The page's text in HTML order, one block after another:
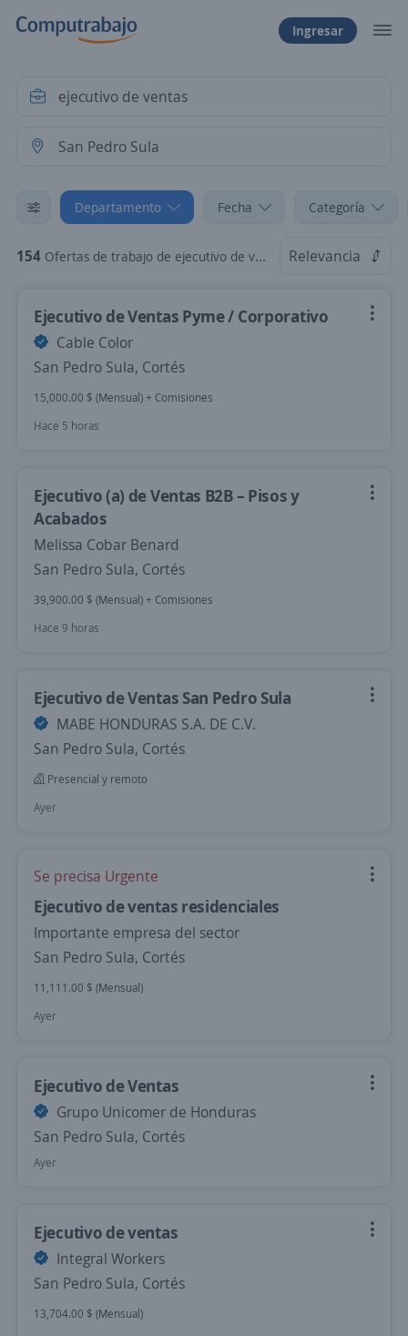
Ingresar
Departamento Fecha Categoría
154 Ofertas de trabajo de ejecutivo de ventas en San Pedro Sula, Cortés Relevancia
Ejecutivo de Ventas Pyme / Corporativo
Cable Color
San Pedro Sula, Cortés
15,000.00 $ (Mensual) + Comisiones
Hace 5 horas
Ejecutivo (a) de Ventas B2B – Pisos y
Acabados
Melissa Cobar Benard
San Pedro Sula, Cortés
39,900.00 $ (Mensual) + Comisiones
Hace 9 horas
Ejecutivo de Ventas San Pedro Sula
MABE HONDURAS S.A. DE C.V.
San Pedro Sula, Cortés
Presencial y remoto
Ayer
Se precisa Urgente
Ejecutivo de ventas residenciales
Importante empresa del sector
San Pedro Sula, Cortés
11,111.00 $ (Mensual)
Ayer
Ejecutivo de Ventas
Grupo Unicomer de Honduras
San Pedro Sula, Cortés
Ayer
Ejecutivo de ventas
Integral Workers
San Pedro Sula, Cortés
13,704.00 $ (Mensual)